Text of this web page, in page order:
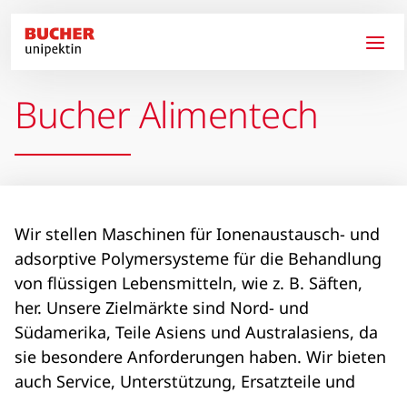
Bucher Alimentech
Wir stellen Maschinen für Ionenaustausch- und
adsorptive Polymersysteme für die Behandlung
von flüssigen Lebensmitteln, wie z. B. Säften,
her. Unsere Zielmärkte sind Nord- und
Südamerika, Teile Asiens und Australasiens, da
sie besondere Anforderungen haben. Wir bieten
auch Service, Unterstützung, Ersatzteile und